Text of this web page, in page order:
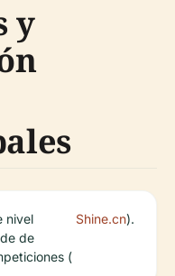
y
nivel
de
(
Shine.cn).